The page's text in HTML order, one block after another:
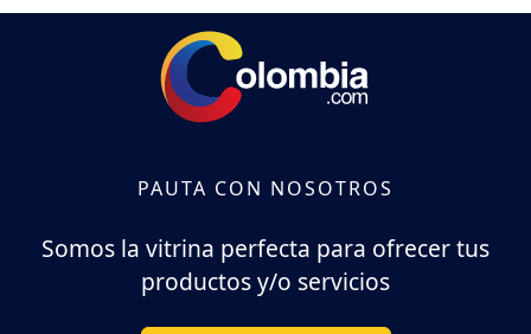
PAUTA CON NOSOTROS
Somos la vitrina perfecta para ofrecer tus
productos y/o servicios